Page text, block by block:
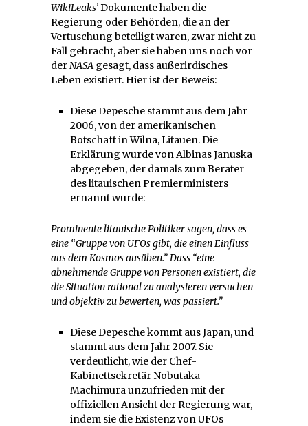
WikiLeaks’Dokumente haben die
Regierung oder Behörden, die an der
Vertuschung beteiligt waren, zwar nicht zu
Fall gebracht, aber sie haben uns noch vor
derNASAgesagt, dass außerirdisches
Leben existiert. Hier ist der Beweis:
Diese Depesche stammt aus dem Jahr
2006, von der amerikanischen
Botschaft in Wilna, Litauen. Die
Erklärung wurde von Albinas Januska
abgegeben, der damals zum Berater
des litauischen Premierministers
ernannt wurde:
Prominente litauische Politiker sagen, dass es
eine “Gruppe von UFOs gibt, die einen Einfluss
aus dem Kosmos ausüben.” Dass “eine
abnehmende Gruppe von Personen existiert, die
die Situation rational zu analysieren versuchen
und objektiv zu bewerten, was passiert.”
Diese Depesche kommt aus Japan, und
stammt aus dem Jahr 2007. Sie
verdeutlicht, wie der Chef-
Kabinettsekretär Nobutaka
Machimura unzufrieden mit der
offiziellen Ansicht der Regierung war,
indem sie die Existenz von UFOs